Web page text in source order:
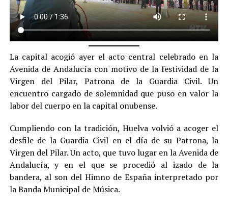
La capital acogió ayer el acto central celebrado en la
Avenida de Andalucía con motivo de la festividad de la
Virgen del Pilar, Patrona de la Guardia Civil. Un
encuentro cargado de solemnidad que puso en valor la
labor del cuerpo en la capital onubense.
Cumpliendo con la tradición, Huelva volvió a acoger el
desfile de la Guardia Civil en el día de su Patrona, la
Virgen del Pilar. Un acto, que tuvo lugar en la Avenida de
Andalucía, y en el que se procedió al izado de la
bandera, al son del Himno de España interpretado por
la Banda Municipal de Música.